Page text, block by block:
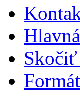
Skočiť